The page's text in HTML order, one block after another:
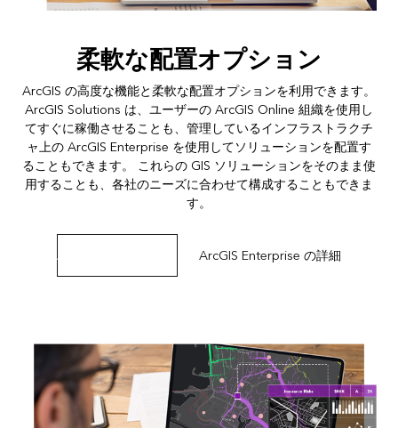
柔軟な配置オプション
ArcGIS の高度な機能と柔軟な配置オプションを利用できます。
ArcGIS Solutions は、ユーザーの ArcGIS Online 組織を使用し
てすぐに稼働させることも、管理しているインフラストラクチ
ャ上の ArcGIS Enterprise を使用してソリューションを配置す
ることもできます。 これらの GIS ソリューションをそのまま使
用することも、各社のニーズに合わせて構成することもできま
す。
ArcGIS Online の詳細 ArcGIS Enterprise の詳細